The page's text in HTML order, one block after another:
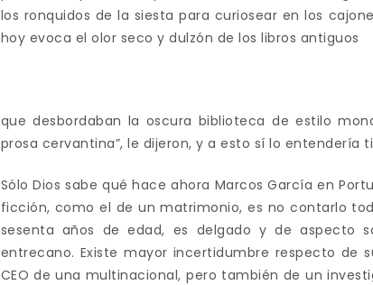
los ronquidos de la siesta para curiosear en los
hoy evoca el olor seco y dulzón de los libros antiguos
que desbordaban la oscura biblioteca de estilo
prosa cervantina”, le dijeron, y a esto sí lo entendería
Sólo Dios sabe qué hace ahora Marcos García en
ficción, como el de un matrimonio, es no contarlo
sesenta años de edad, es delgado y de aspecto
entrecano. Existe mayor incertidumbre respecto de
CEO de una multinacional, pero también de un